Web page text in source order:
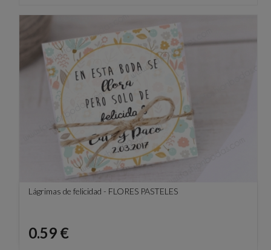
Lágrimas de felicidad - FLORES PASTELES
Precio
0.59 €